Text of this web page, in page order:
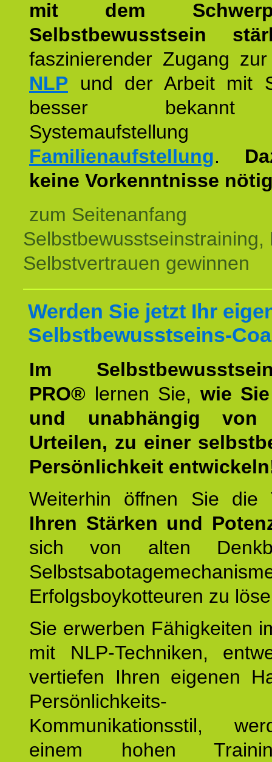
mit dem
Selbstbewusstsein
faszinierender Zugang
NLP und der Arbeit mit
besser
Familienaufstellung.
keine Vorkenntnisse
zum Seitenanfang
Selbstbewusstseinstraining,
Selbstvertrauen gewinnen
Werden Sie jetzt Ihr
Selbstbewusstseins-
Im
PRO® lernen Sie, wie
und unabhängig von
Urteilen, zu einer
Persönlichkeit
Weiterhin öffnen Sie
Ihren Stärken und
sich von alten
Erfolgsboykotteuren zu
Sie erwerben Fähigkeiten
mit NLP-Techniken,
vertiefen Ihren eigenen
Kommunikationsstil,
einem hohen